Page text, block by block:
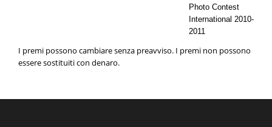
Photo Contest
International 2010-
2011
I premi possono cambiare senza preavviso. I premi non possono
essere sostituiti con denaro.